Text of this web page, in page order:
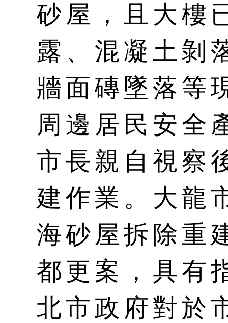
砂屋，且大樓
露、混凝土剝
牆面磚墜落等
周邊居民安全
市長親自視察
建作業。大龍
海砂屋拆除重
都更案，具有
北市政府對於